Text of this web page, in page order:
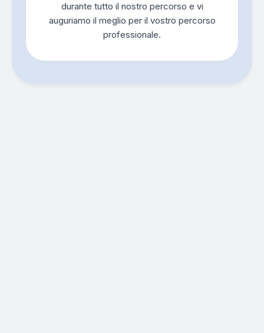
durante tutto il nostro percorso e vi
auguriamo il meglio per il vostro percorso
professionale.